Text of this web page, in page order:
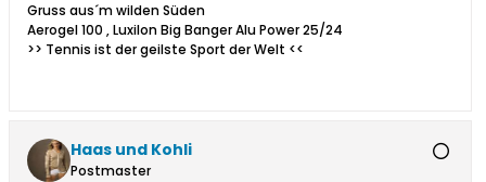
Gruss aus´m wilden Süden
Aerogel 100 , Luxilon Big Banger Alu Power 25/24
>> Tennis ist der geilste Sport der Welt <<
Haas und Kohli
Postmaster